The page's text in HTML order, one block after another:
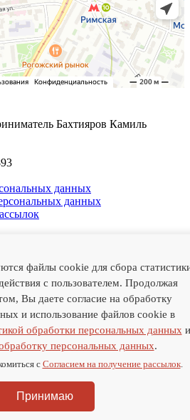
Бахтияров Камиль
данных
данных
Отзывы Статьи Медиа Наука
has been received!
while submitting the form.
while submitting the form.
файлы cookie для сбора
с пользователем. Продолжая
Вы даете согласие на обработку
и использование файлов cookie в
обработки персональных данных и
персональных данных.
с Согласием на получение рассылок.
Принимаю